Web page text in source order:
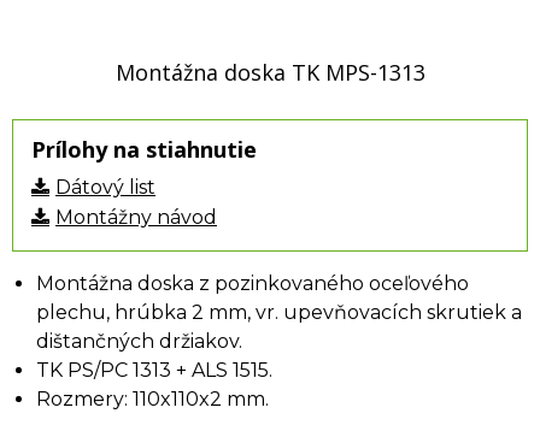
Montážna doska TK MPS-1313
Prílohy na stiahnutie
Dátový list
Montážny návod
Montážna doska z pozinkovaného oceľového
plechu, hrúbka 2 mm, vr. upevňovacích skrutiek a
dištančných držiakov.
TK PS/PC 1313 + ALS 1515.
Rozmery: 110x110x2 mm.